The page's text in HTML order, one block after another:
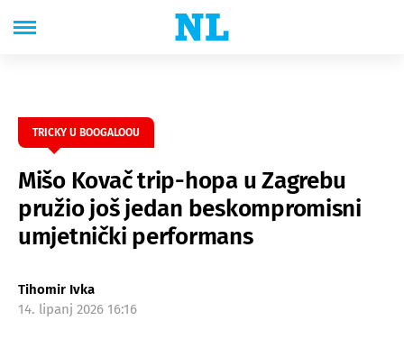
TRICKY U BOOGALOOU
Mišo Kovač trip-hopa u Zagrebu
pružio još jedan beskompromisni
umjetnički performans
Tihomir Ivka
14. lipanj 2026 16:16